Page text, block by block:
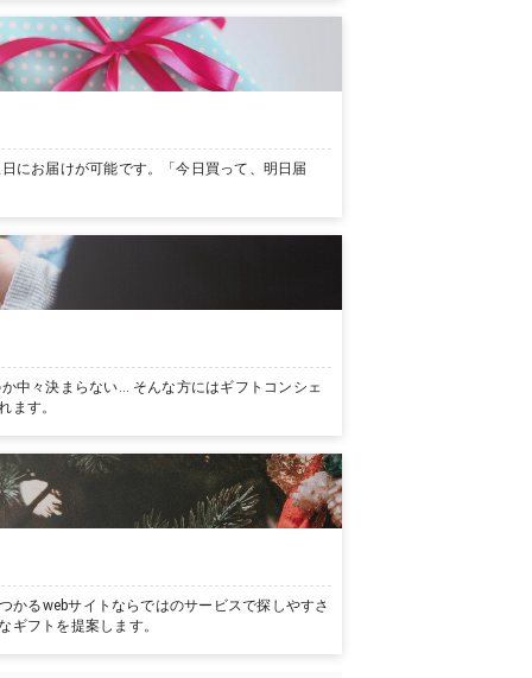
にお届けが可能です。「今日買って、明日届
中々決まらない… そんな方にはギフトコンシェ
ます。
かるwebサイトならではのサービスで探しやすさ
ギフトを提案します。